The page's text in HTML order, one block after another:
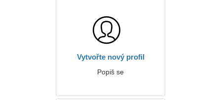
Vytvořte nový profil
Popiš se